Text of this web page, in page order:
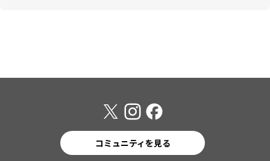
コミュニティを見る